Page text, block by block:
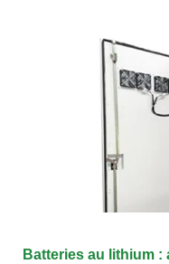
Batteries au lithium :